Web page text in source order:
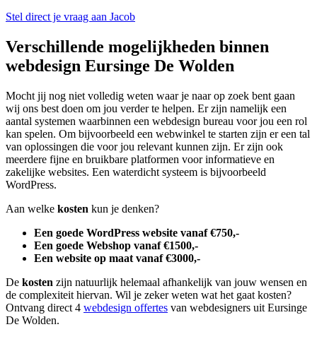
Stel direct je vraag aan Jacob
Verschillende mogelijkheden binnen
webdesign Eursinge De Wolden
Mocht jij nog niet volledig weten waar je naar op zoek bent gaan
wij ons best doen om jou verder te helpen. Er zijn namelijk een
aantal systemen waarbinnen een webdesign bureau voor jou een rol
kan spelen. Om bijvoorbeeld een webwinkel te starten zijn er een tal
van oplossingen die voor jou relevant kunnen zijn. Er zijn ook
meerdere fijne en bruikbare platformen voor informatieve en
zakelijke websites. Een waterdicht systeem is bijvoorbeeld
WordPress.
Aan welke kosten kun je denken?
Een goede WordPress website vanaf €750,-
Een goede Webshop vanaf €1500,-
Een website op maat vanaf €3000,-
De kosten zijn natuurlijk helemaal afhankelijk van jouw wensen en
de complexiteit hiervan. Wil je zeker weten wat het gaat kosten?
Ontvang direct 4 webdesign offertes van webdesigners uit Eursinge
De Wolden.